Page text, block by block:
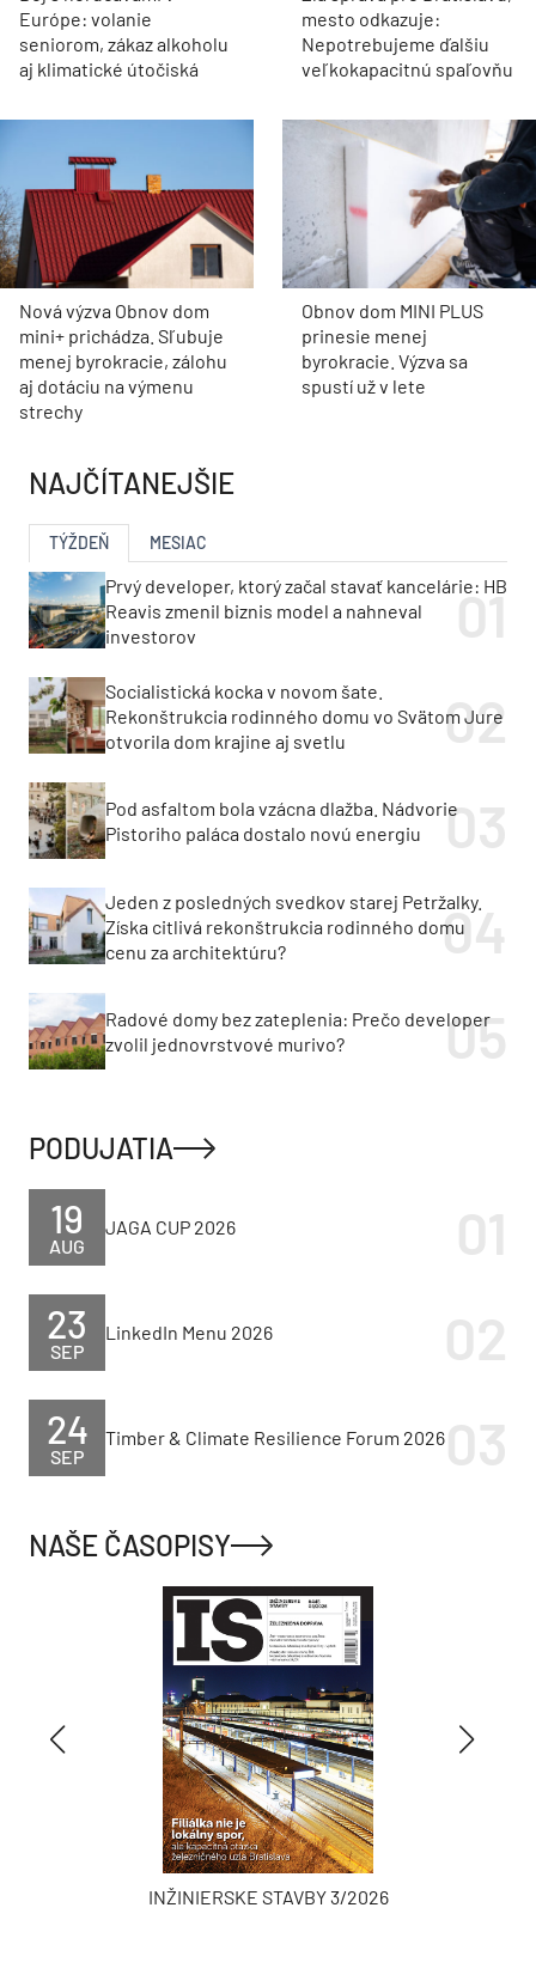
Európe: volanie
seniorom, zákaz alkoholu
aj klimatické útočiská
mesto odkazuje:
Nepotrebujeme ďalšiu
veľkokapacitnú spaľovňu
Nová výzva Obnov dom
mini+ prichádza. Sľubuje
menej byrokracie, zálohu
aj dotáciu na výmenu
strechy
Obnov dom MINI PLUS
prinesie menej
byrokracie. Výzva sa
spustí už v lete
NAJČÍTANEJŠIE
TÝŽDEŇ MESIAC
Prvý developer, ktorý začal stavať kancelárie: HB
Reavis zmenil biznis model a nahneval
investorov
Socialistická kocka v novom šate.
Rekonštrukcia rodinného domu vo Svätom Jure
otvorila dom krajine aj svetlu
Pod asfaltom bola vzácna dlažba. Nádvorie
Pistoriho paláca dostalo novú energiu
Jeden z posledných svedkov starej Petržalky.
Získa citlivá rekonštrukcia rodinného domu
cenu za architektúru?
Radové domy bez zateplenia: Prečo developer
zvolil jednovrstvové murivo?
PODUJATIA
AUG
19 JAGA CUP 2026
SEP
23 LinkedIn Menu 2026
SEP
24 Timber & Climate Resilience Forum 2026
NAŠE ČASOPISY
INŽINIERSKE STAVBY 3/2026